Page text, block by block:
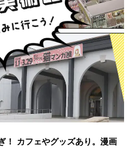
！ カフェやグッズあり。漫画